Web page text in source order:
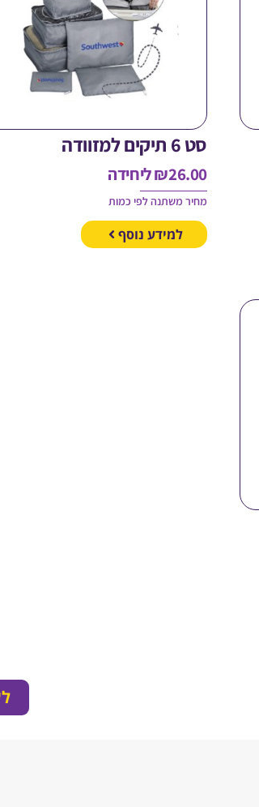
סט 6 תיקים למזוודה
₪26.00 ליחידה
מחיר משתנה לפי כמות
למידע נוסף